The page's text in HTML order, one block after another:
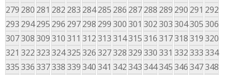
279 280 281 282 283 284285 286 287288 289 290 291 292
293 294295 296 297298 299300301 302303304305306
307308309310311 312313314315316317318319320
321 322323324325326327328329330331 332333334
335336337338339340341 342343344345346347348